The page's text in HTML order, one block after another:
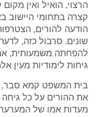
הרצוי, הואיל ואין
קצרה בתחומי היישוב
הודעה להורים,
שונים. סרבול כזה,
להפחתה משמעותית,
גיחות לימודיות מעין
בית המשפט קמא סבר,
את ההורים על כל גיחה
מעדות אמו של